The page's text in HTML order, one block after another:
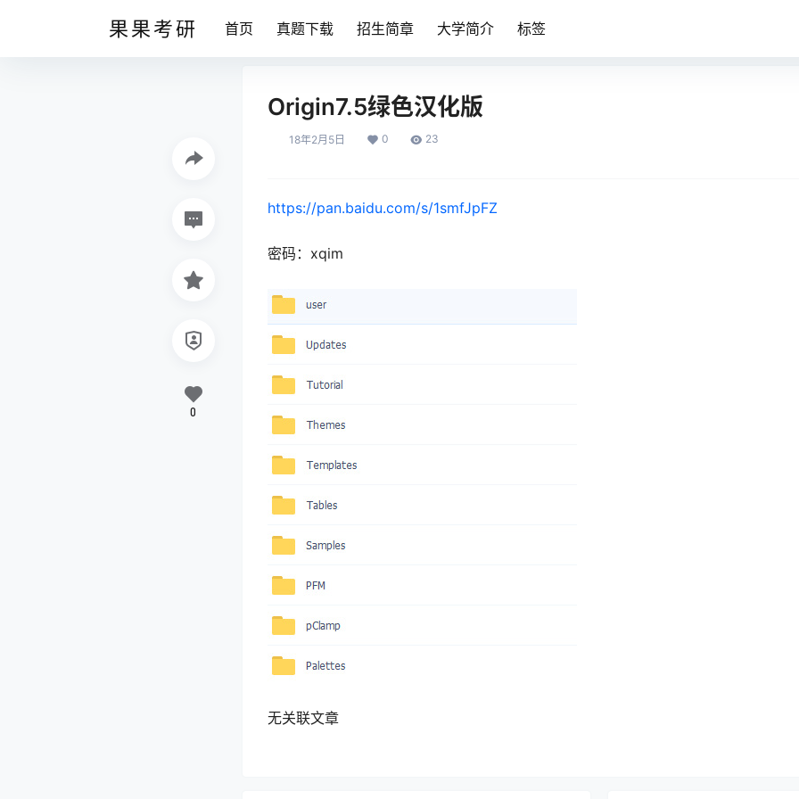
果果考研 首页 真题下载 招生简章 大学简介 标签
Origin7.5绿色汉化版
18年2月5日 0 23
https://pan.baidu.com/s/1smfJpFZ
密码：xqim
无关联文章
0